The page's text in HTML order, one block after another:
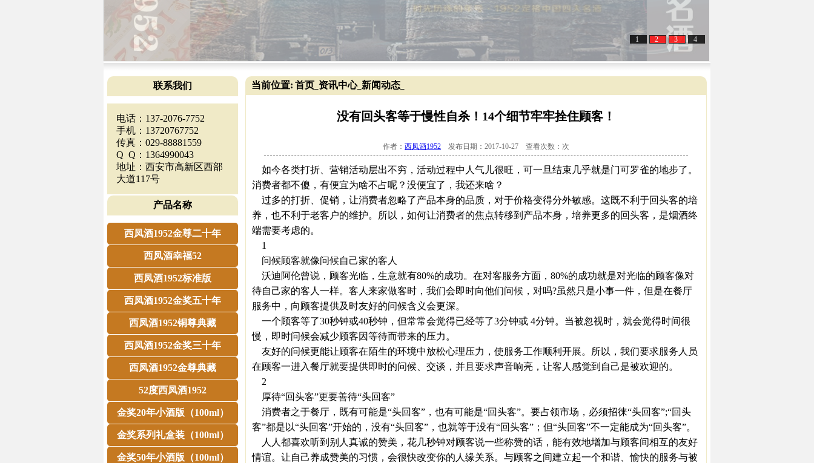
1 2 3 4
联系我们
电话：137-2076-7752
手机：13720767752
传真：029-88881559
Q Q：1364990043
地址：西安市高新区西部
大道117号
产品名称
西凤酒1952金尊二十年
西凤酒幸福52
西凤酒1952标准版
西凤酒1952金奖五十年
西凤酒1952铜尊典藏
西凤酒1952金奖三十年
西凤酒1952金尊典藏
52度西凤酒1952
金奖20年小酒版（100ml）
金奖系列礼盒装（100ml）
金奖50年小酒版（100ml）
当前位置: 首页 资讯中心_ 新闻动态
没有回头客等于慢性自杀！14个细节牢牢拴住顾客！
作者： 西凤酒1952 发布日期：2017-10-27 查看次数： 次
如今各类打折、营销活动层出不穷，活动过程中人气儿很旺，可一旦结束几乎就是门可罗雀的地步了。
消费者都不傻，有便宜为啥不占呢？没便宜了，我还来啥？
过多的打折、促销，让消费者忽略了产品本身的品质，对于价格变得分外敏感。这既不利于回头客的培
养，也不利于老客户的维护。所以，如何让消费者的焦点转移到产品本身，培养更多的回头客，是烟酒终
端需要考虑的。
1
问候顾客就像问候自己家的客人
沃迪阿伦曾说，顾客光临，生意就有80%的成功。在对客服务方面，80%的成功就是对光临的顾客像对
待自己家的客人一样。客人来家做客时，我们会即时向他们问候，对吗?虽然只是小事一件，但是在餐厅
服务中，向顾客提供及时友好的问候含义会更深。
一个顾客等了30秒钟或40秒钟，但常常会觉得已经等了3分钟或 4分钟。当被忽视时，就会觉得时间很
慢，即时问候会减少顾客因等待而带来的压力。
友好的问候更能让顾客在陌生的环境中放松心理压力，使服务工作顺利开展。所以，我们要求服务人员
在顾客一进入餐厅就要提供即时的问候、交谈，并且要求声音响亮，让客人感觉到自己是被欢迎的。
2
厚待“回头客”更要善待“头回客”
消费者之于餐厅，既有可能是“头回客”，也有可能是“回头客”。要占领市场，必须招徕“头回客”;“回头
客”都是以“头回客”开始的，没有“头回客”，也就等于没有“回头客”；但“头回客”不一定能成为“回头客”。
人人都喜欢听到别人真诚的赞美，花几秒钟对顾客说一些称赞的话，能有效地增加与顾客间相互的友好
情谊。让自己养成赞美的习惯，会很快改变你的人缘关系。与顾客之间建立起一个和谐、愉快的服务与被